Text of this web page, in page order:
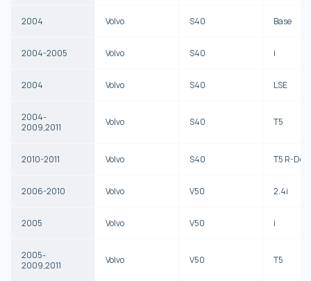
2004 Volvo S40 Base
2004-2005 Volvo S40 i
2004 Volvo S40 LSE
2004-
2009,2011
Volvo S40 T5
2010-2011 Volvo S40 T5 R-
2006-2010 Volvo V50 2.4i
2005 Volvo V50 i
2005-
2009,2011
Volvo V50 T5